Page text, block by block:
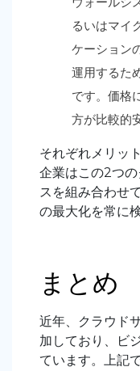
るいはマイ
ケーション
運用するた
です。価格
方が比較的
それぞれメリッ
企業はこの2つ
スを組み合わせ
の最大化を常に
まとめ
近年、クラウド
加しており、ビ
ています。上記